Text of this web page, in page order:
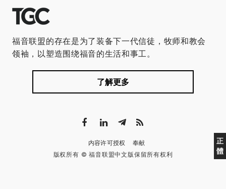
正
體
福音联盟的存在是为了装备下一代信徒，牧师和教会
领袖，以塑造围绕福音的生活和事工。
了解更多
内容许可授权
奉献
版权所有 © 福音联盟中文版保留所有权利